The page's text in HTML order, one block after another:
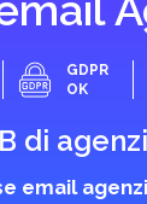
GDPR
OK
di
email